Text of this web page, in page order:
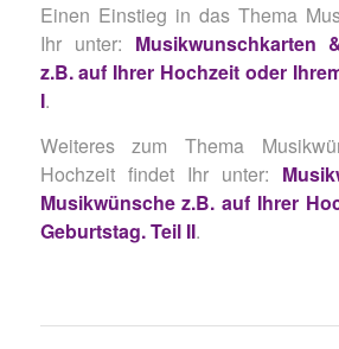
Einen Einstieg in das Thema
Ihr unter: Musikwunschkarten
z.B. auf Ihrer Hochzeit oder
I.
Weiteres zum Thema
Hochzeit findet Ihr unter:
Musikwünsche z.B. auf Ihrer
Geburtstag. Teil II.